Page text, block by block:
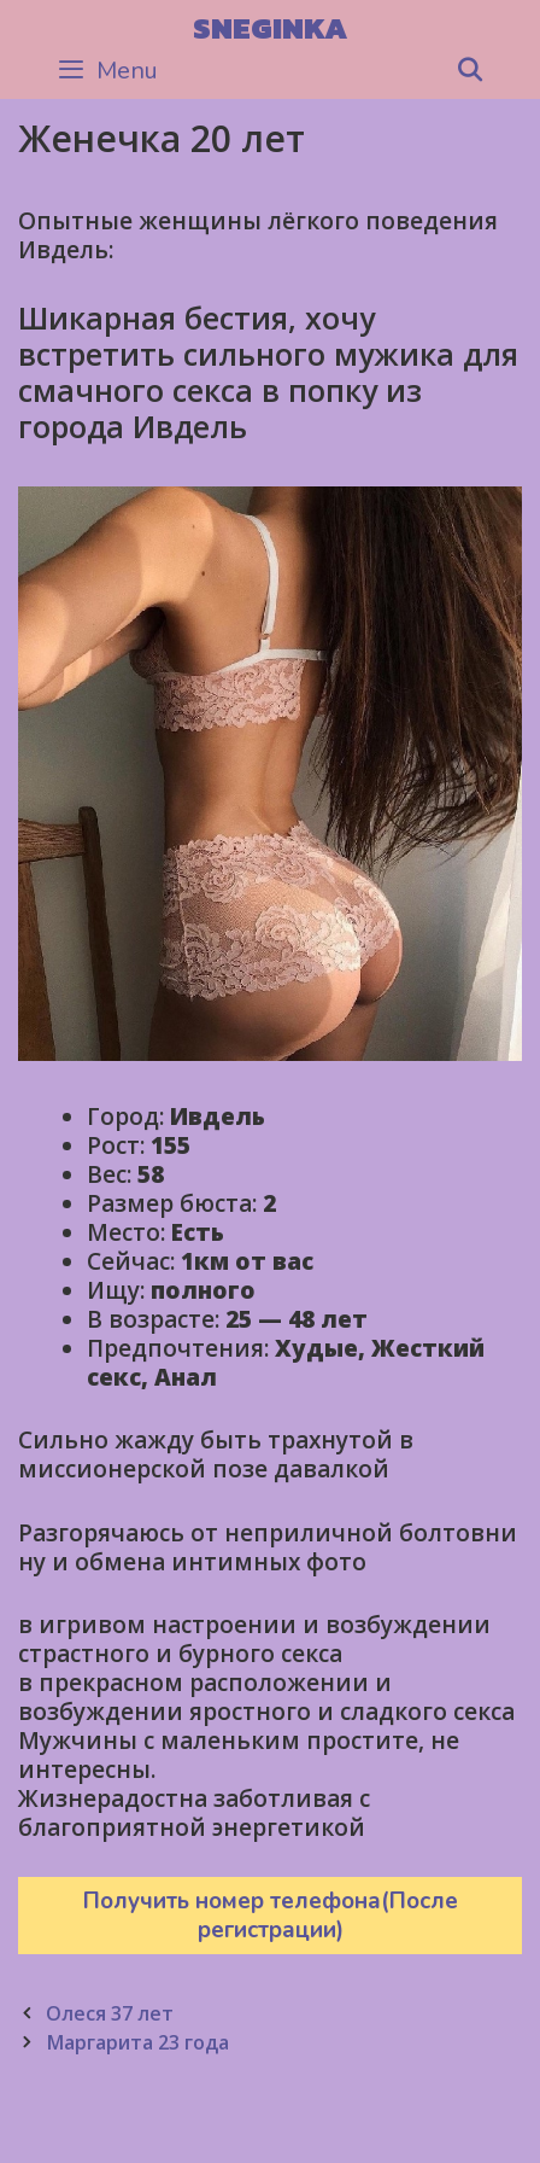
content
SNEGINKA
Menu
Женечка 20 лет
Опытные женщины лёгкого поведения
Ивдель:
Шикарная бестия, хочу
встретить сильного мужика для
смачного секса в попку из
города Ивдель
Город: Ивдель
Рост: 155
Вес:58
Размер бюста: 2
Место: Есть
Сейчас: 1км от вас
Ищу: полного
В возрасте: 25 — 48 лет
Предпочтения:Худые, Жесткий
секс, Анал
Сильно жажду быть трахнутой в
миссионерской позе давалкой
Разгорячаюсь от неприличной болтовни
ну и обмена интимных фото
в игривом настроении и возбуждении
страстного и бурного секса
в прекрасном расположении и
возбуждении яростного и сладкого секса
Мужчины с маленьким простите, не
интересны.
Жизнерадостна заботливая с
благоприятной энергетикой
Получить номер телефона(После
регистрации)
Post
navigation
Олеся 37 лет
Маргарита 23 года